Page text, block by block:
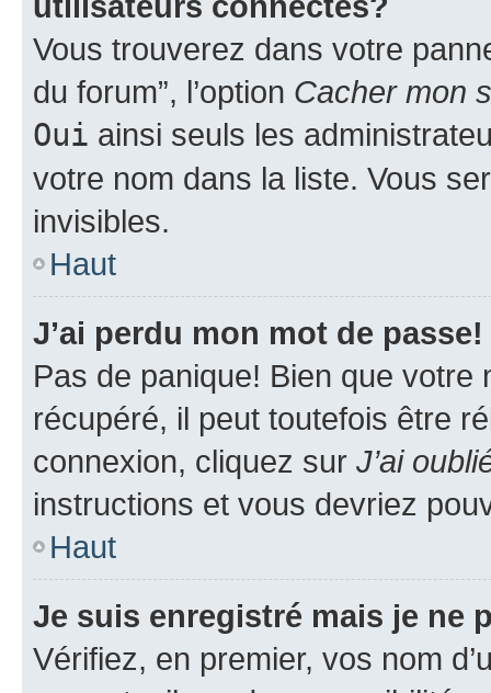
Vous trouverez dans votre
du forum”, l’option Cacher mon
Oui ainsi seuls les
votre nom dans la liste. Vous
invisibles.
Haut
J’ai perdu mon mot de passe!
Pas de panique! Bien que
récupéré, il peut toutefois être
connexion, cliquez sur J’ai
instructions et vous devriez
Haut
Je suis enregistré mais je ne
Vérifiez, en premier, vos nom